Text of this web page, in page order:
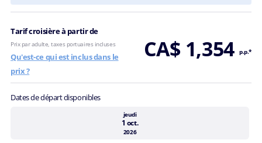
Tarif croisière à partir de
CA$ 1,354 p.p.*
Prix par adulte, taxes portuaires incluses
Qu'est-ce qui est inclus dans le
prix ?
Dates de départ disponibles
jeudi
1 oct.
2026